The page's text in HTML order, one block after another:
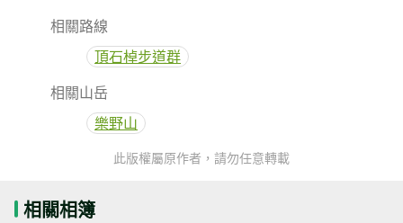
相關路線
頂石棹步道群
相關山岳
樂野山
此版權屬原作者，請勿任意轉載
相關相簿